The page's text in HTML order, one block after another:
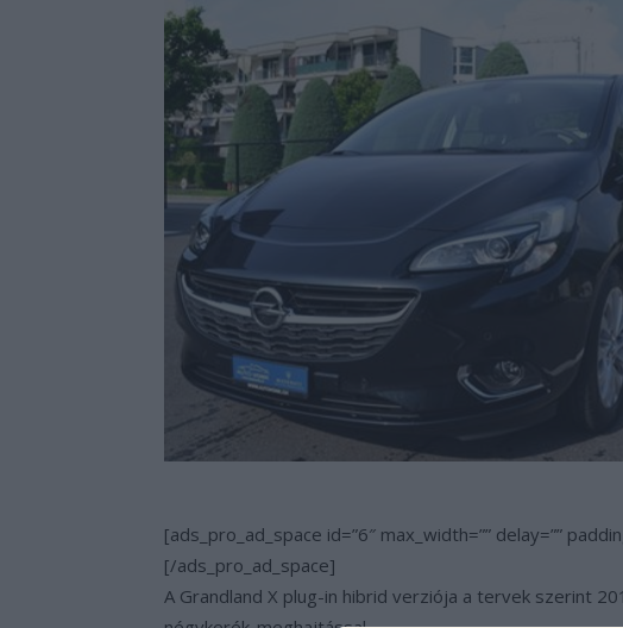
[ads_pro_ad_space id=”6″ max_width=”” delay=””
[/ads_pro_ad_space]
A Grandland X plug-in hibrid verziója a tervek szerint